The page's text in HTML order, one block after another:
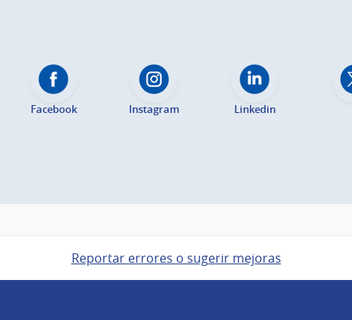
Facebook Instagram Linkedin
Reportar errores o sugerir mejoras